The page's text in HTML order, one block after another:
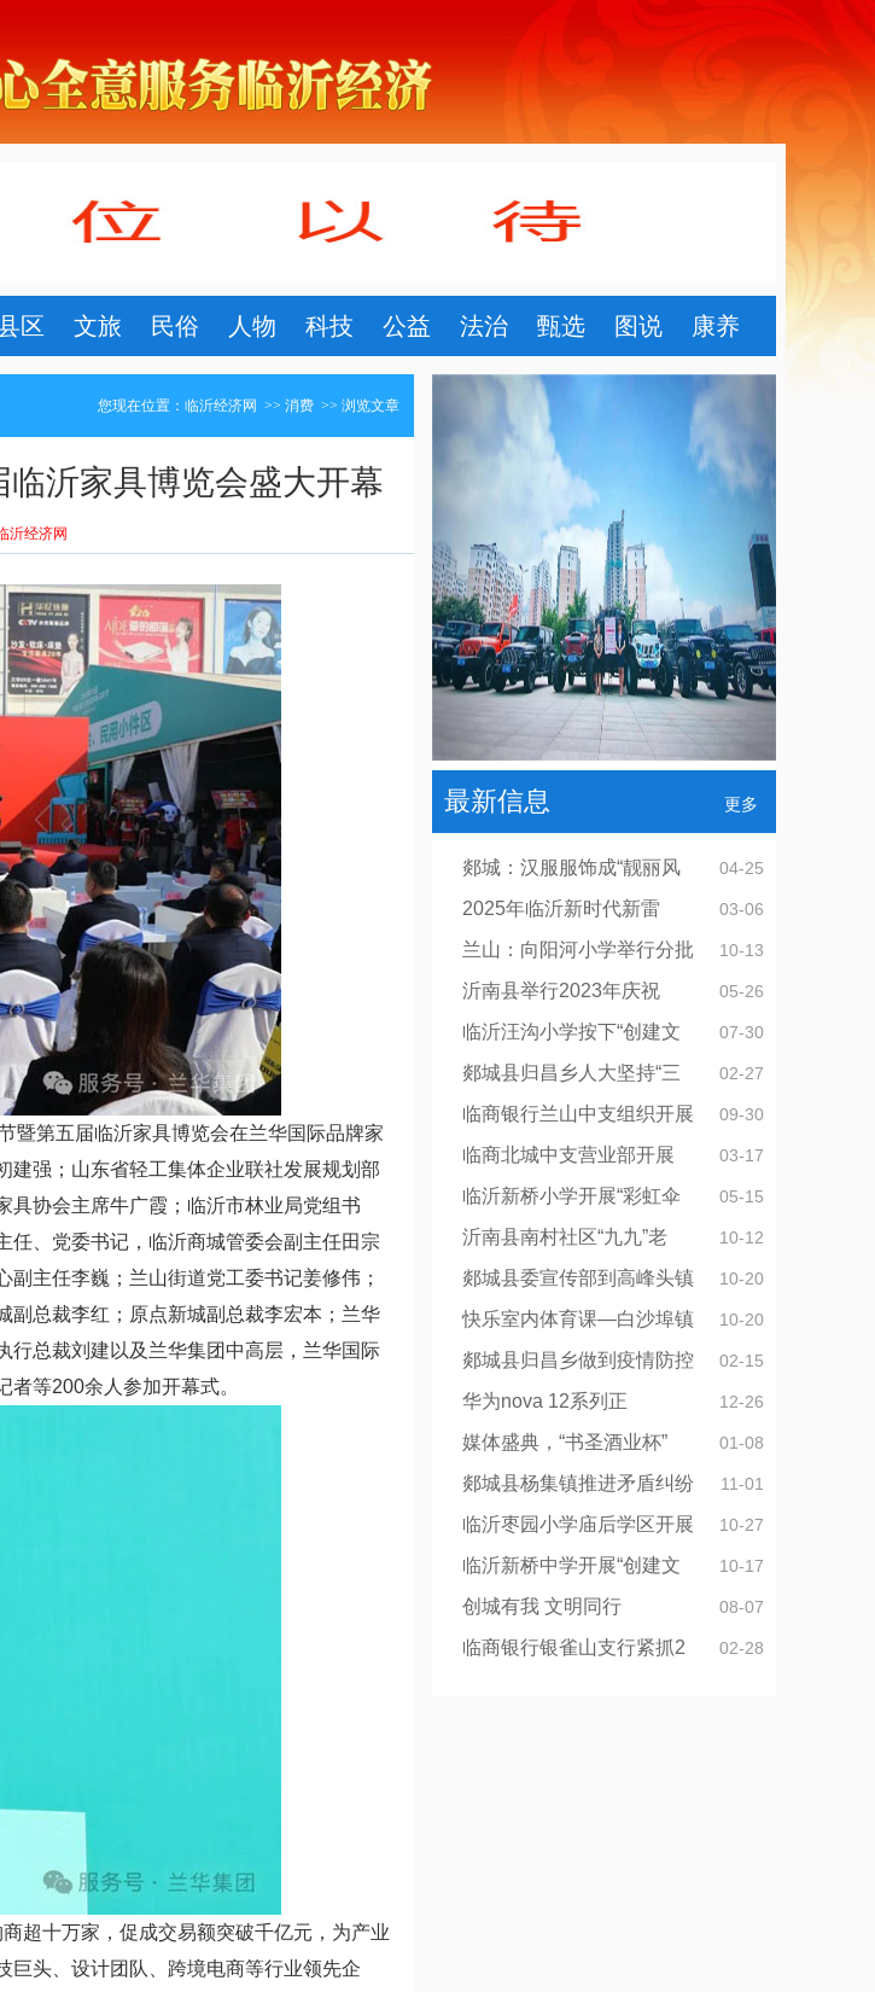
区 文旅 民俗 人物 科技 公益 法治 甄选 图说 康养
您现在位置： 临沂经济网 >> 消费 >> 浏览文章
沂家具博览会盛大开幕
沂经济网
第五届临沂家具博览会在兰华国际品牌家
建强；山东省轻工集体企业联社发展规划部
具协会主席牛广霞；临沂市林业局党组书
任、党委书记，临沂商城管委会副主任田宗
主任李巍；兰山街道党工委书记姜修伟；
副总裁李红；原点新城副总裁李宏本；兰华
行总裁刘建以及兰华集团中高层，兰华国际
等200余人参加开幕式。
超十万家，促成交易额突破千亿元，为产业
巨头、设计团队、跨境电商等行业领先企
更多
最新信息
04-25
郯城：汉服服饰成“靓丽风
03-06
2025年临沂新时代新雷
10-13
兰山：向阳河小学举行分批
05-26
沂南县举行2023年庆祝
07-30
临沂汪沟小学按下“创建文
02-27
郯城县归昌乡人大坚持“三
09-30
临商银行兰山中支组织开展
03-17
临商北城中支营业部开展
05-15
临沂新桥小学开展“彩虹伞
10-12
沂南县南村社区“九九”老
10-20
郯城县委宣传部到高峰头镇
10-20
快乐室内体育课—白沙埠镇
02-15
郯城县归昌乡做到疫情防控
12-26
华为nova 12系列正
01-08
媒体盛典，“书圣酒业杯”
11-01
郯城县杨集镇推进矛盾纠纷
10-27
临沂枣园小学庙后学区开展
10-17
临沂新桥中学开展“创建文
08-07
创城有我 文明同行
02-28
临商银行银雀山支行紧抓2